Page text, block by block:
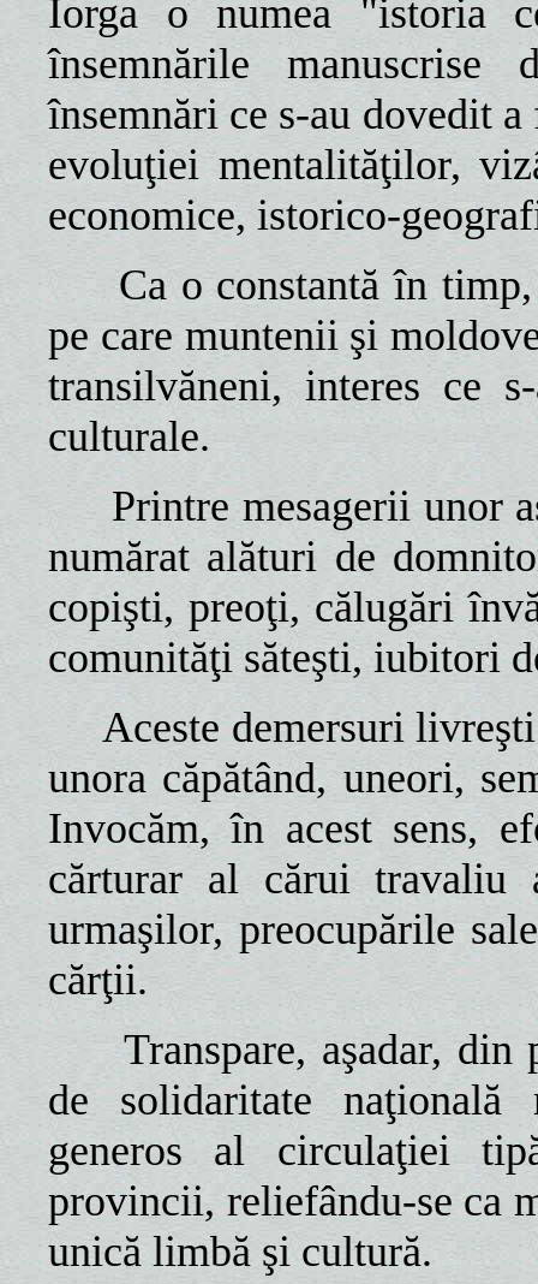
Iorga o numea "istoria
însemnările
însemnări ce s-au dovedit
evoluţiei mentalităţilor,
economice, istorico-
Ca o constantă în
pe care muntenii şi
transilvăneni, interes ce
culturale.
Printre mesagerii unor
numărat alături de
copişti, preoţi, călugări
comunităţi săteşti, iubitori
Aceste demersuri
unora căpătând, uneori,
Invocăm, în acest sens,
cărturar al cărui travaliu
urmaşilor, preocupările
cărţii.
Transpare, aşadar,
de solidaritate
generos al circulaţiei
provincii, reliefându-se ca
unică limbă şi cultură.